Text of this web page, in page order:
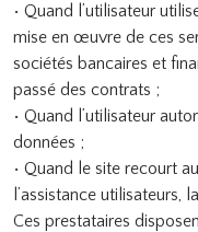
• Quand l’utilisateur
mise en œuvre de ces
sociétés bancaires et
passé des contrats ;
• Quand l’utilisateur
données ;
• Quand le site recourt
l’assistance utilisateurs,
Ces prestataires